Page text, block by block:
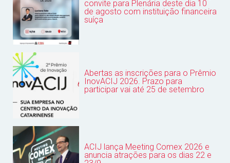
convite para Plenária deste dia 10
de agosto com instituição financeira
suíça
Abertas as inscrições para o Prêmio
InovACIJ 2026. Prazo para
participar vai até 25 de setembro
ACIJ lança Meeting Comex 2026 e
anuncia atrações para os dias 22 e